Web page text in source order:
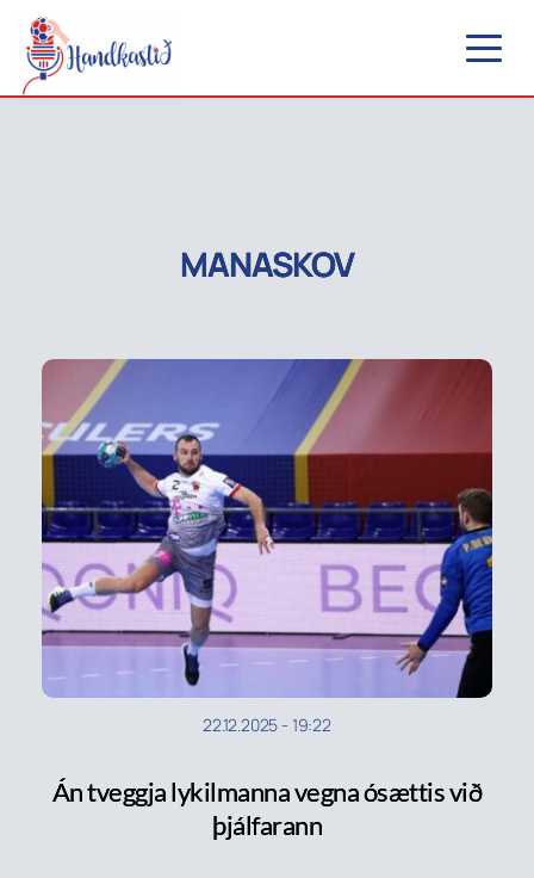
MANASKOV
22.12.2025 - 19:22
Án tveggja lykilmanna vegna ósættis við
þjálfarann